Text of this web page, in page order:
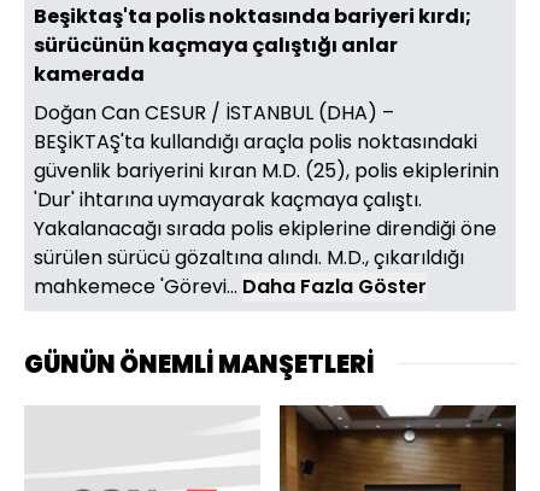
Beşiktaş'ta polis noktasında bariyeri kırdı;
sürücünün kaçmaya çalıştığı anlar
kamerada
Doğan Can CESUR / İSTANBUL (DHA) –
BEŞİKTAŞ'ta kullandığı araçla polis noktasındaki
güvenlik bariyerini kıran M.D. (25), polis ekiplerinin
'Dur' ihtarına uymayarak kaçmaya çalıştı.
Yakalanacağı sırada polis ekiplerine direndiği öne
sürülen sürücü gözaltına alındı. M.D., çıkarıldığı
mahkemece 'Görevi... Daha Fazla Göster
GÜNÜN ÖNEMLİ MANŞETLERİ